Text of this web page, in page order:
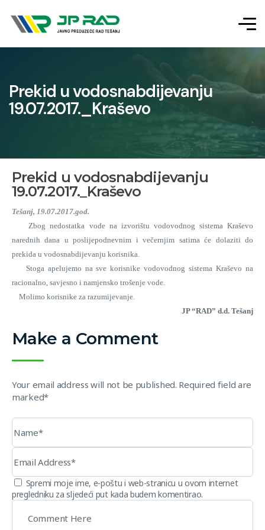
Prekid u vodosnabdijevanju
19.07.2017._Kraševo
Prekid u vodosnabdijevanju
19.07.2017._Kraševo
Tešanj, 19.07.2017.god.
Zbog nedostatka vode na izvorištu vodovodnog sistema Kraševo
narednih dana u poslijepodnevnim i večernjim satima će dolaziti do
prekida u vodosnabdijevanju korisnika.
Stoga apelujemo na sve korisnike vodovodnog sistema Kraševo na
racionalno, savjesno i namjensko trošenje vode.
Molimo korisnike za razumijevanje.
JP “RAD” d.d. Tešanj
Make a Comment
Your email address will not be published. Required field are
marked*
Spremi moje ime, e-poštu i web-stranicu u ovom internet
pregledniku za sljedeći put kada budem komentirao.